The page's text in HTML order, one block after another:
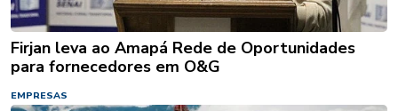
Firjan leva ao Amapá Rede de Oportunidades
para fornecedores em O&G
EMPRESAS